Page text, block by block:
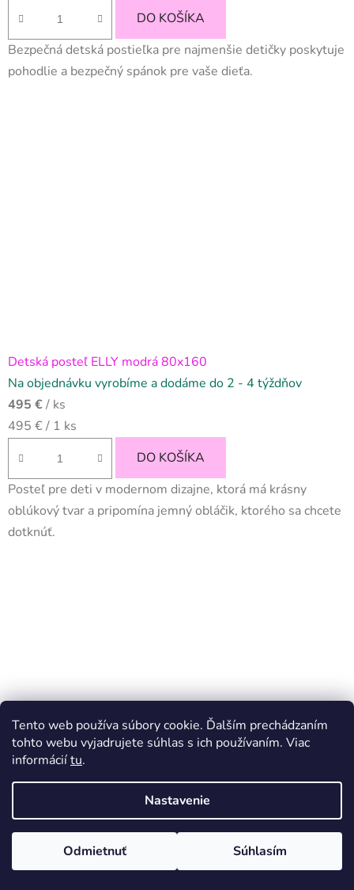
Tento web používa súbory cookie. Ďalším prechádzaním
tohto webu vyjadrujete súhlas s ich používaním. Viac
informáciítu.
Nastavenie
Odmietnuť Súhlasím
Mäkké a bezpečné detské postele a študentské postele. Revolučná
DO KOŠÍKA
Bezpečná detská postieľka pre najmenšie detičky poskytuje
pohodlie a bezpečný spánok pre vaše dieťa.
Detská posteľ ELLY modrá 80x160
Na objednávku vyrobíme a dodáme do 2 - 4 týždňov
495 €/ ks
Jednotková
495 € / 1 ks
DO KOŠÍKA
Posteľ pre deti v modernom dizajne, ktorá má krásny
oblúkový tvar a pripomína jemný obláčik, ktorého sa chcete
dotknúť.
Detská posteľ ELLY ružová 80x160
495 €